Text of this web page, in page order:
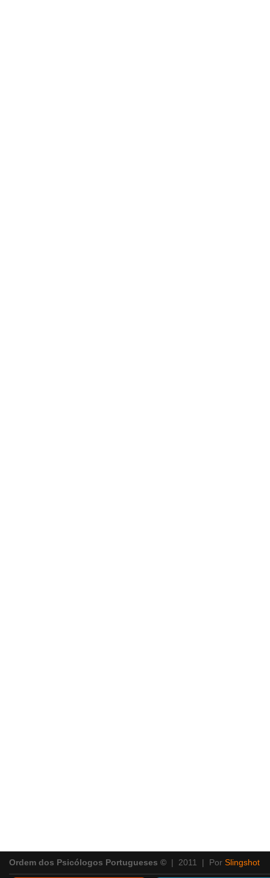
Ordem dos Psicólogos Portugueses © | 2011 | Por Slingshot